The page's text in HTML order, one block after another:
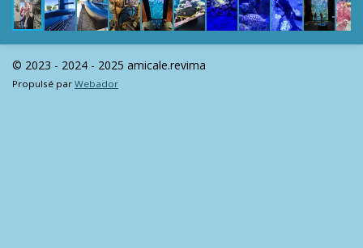
© 2023 - 2024 - 2025 amicale.revima
Propulsé par Webador